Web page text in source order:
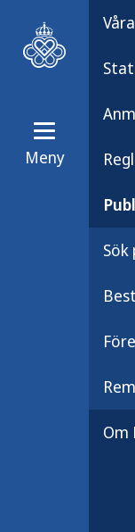
Meny
Om